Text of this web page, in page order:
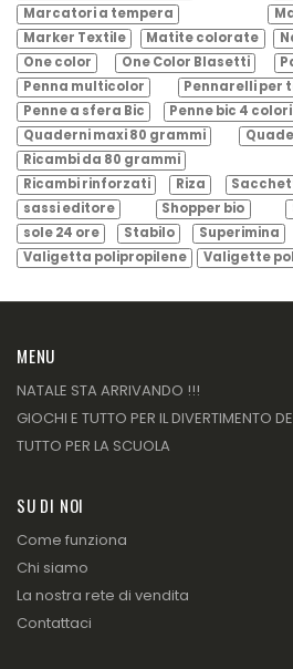
Marcatori a tempera
Marker Textile
Matite colorate
One color
One Color Blasetti
Penna multicolor
Pennarelli per
Penne a sfera Bic
Penne bic 4 colori
Quaderni maxi 80 grammi
Ricambi da 80 grammi
Ricambi rinforzati
Riza
sassi editore
Shopper bio
sole 24 ore
Stabilo Superimina
Valigetta polipropilene
Valigette
MENU
NATALE STA ARRIVANDO !!!
GIOCHI E TUTTO PER IL DIVERTIMENTO
TUTTO PER LA SCUOLA
SU DI NOI
Come funziona
Chi siamo
La nostra rete di vendita
Contattaci